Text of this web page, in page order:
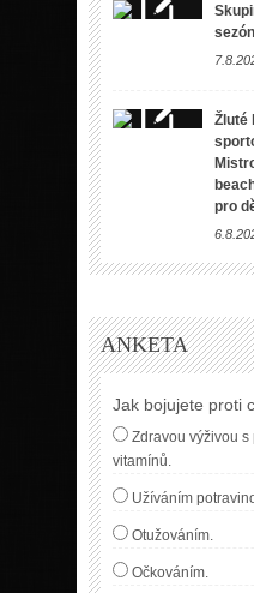
Žluté
pro
ANKETA
Jak bojujete proti
Zdravou výživou
vitamínů.
Užíváním
Otužováním.
Očkováním.